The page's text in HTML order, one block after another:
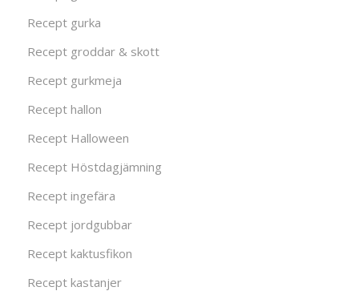
Recept gurka
Recept groddar & skott
Recept gurkmeja
Recept hallon
Recept Halloween
Recept Höstdagjämning
Recept ingefära
Recept jordgubbar
Recept kaktusfikon
Recept kastanjer